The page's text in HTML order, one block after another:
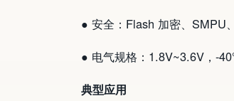
● 安全：Flash 加密、SMPU
● 电气规格：1.8V~3.6V，
典型应用